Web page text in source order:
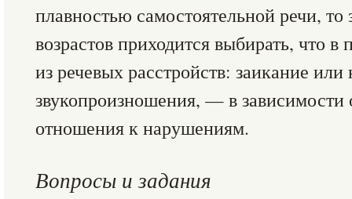
плавностью самостоятельной речи,
возрастов приходится выбирать, что в
из речевых расстройств: заикание
звукопроизношения, — в зависимости
отношения к нарушениям.
Вопросы и задания